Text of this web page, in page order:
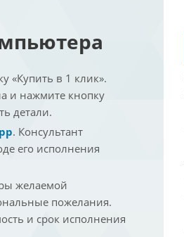
«Купить в 1 клик».
и нажмите кнопку
детали.
. Консультант
его исполнения
желаемой
пожелания.
и срок исполнения